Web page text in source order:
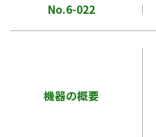
No.6-022
機器の概要